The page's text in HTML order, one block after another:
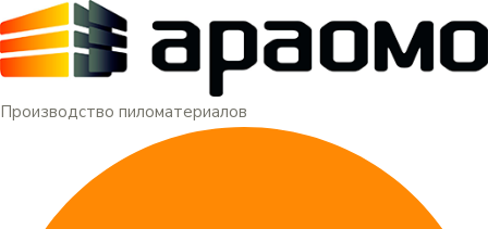
Производство пиломатериалов
Меню
Перейти
к
содержимому